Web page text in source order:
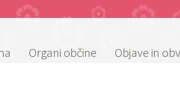
Organi občine Objave in